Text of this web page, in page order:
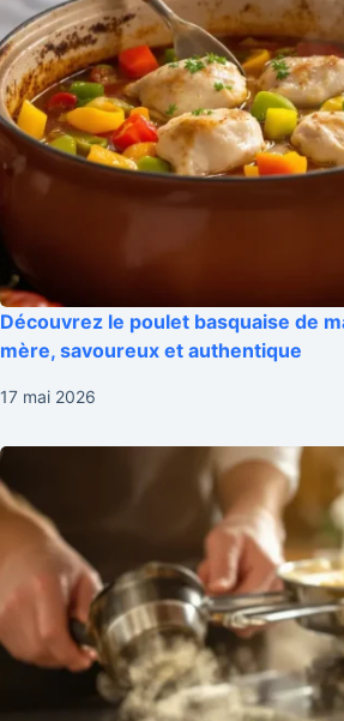
Découvrez le poulet basquaise de
mère, savoureux et authentique
17 mai 2026